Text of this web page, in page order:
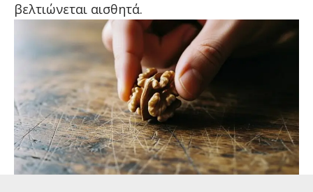
βελτιώνεται αισθητά.